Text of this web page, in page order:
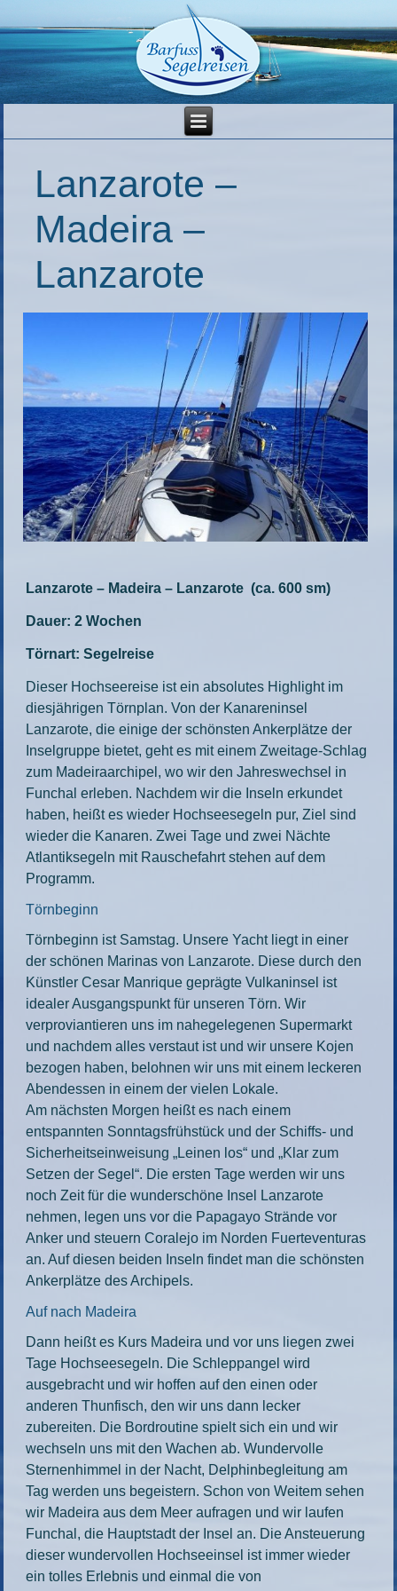
Lanzarote –
Madeira –
Lanzarote
Lanzarote – Madeira – Lanzarote (ca. 600 sm)
Dauer: 2 Wochen
Törnart: Segelreise
Dieser Hochseereise ist ein absolutes Highlight im
diesjährigen Törnplan. Von der Kanareninsel
Lanzarote, die einige der schönsten Ankerplätze der
Inselgruppe bietet, geht es mit einem Zweitage-Schlag
zum Madeiraarchipel, wo wir den Jahreswechsel in
Funchal erleben. Nachdem wir die Inseln erkundet
haben, heißt es wieder Hochseesegeln pur, Ziel sind
wieder die Kanaren. Zwei Tage und zwei Nächte
Atlantiksegeln mit Rauschefahrt stehen auf dem
Programm.
Törnbeginn
Törnbeginn ist Samstag. Unsere Yacht liegt in einer
der schönen Marinas von Lanzarote. Diese durch den
Künstler Cesar Manrique geprägte Vulkaninsel ist
idealer Ausgangspunkt für unseren Törn. Wir
verproviantieren uns im nahegelegenen Supermarkt
und nachdem alles verstaut ist und wir unsere Kojen
bezogen haben, belohnen wir uns mit einem leckeren
Abendessen in einem der vielen Lokale.
Am nächsten Morgen heißt es nach einem
entspannten Sonntagsfrühstück und der Schiffs- und
Sicherheitseinweisung „Leinen los“ und „Klar zum
Setzen der Segel“. Die ersten Tage werden wir uns
noch Zeit für die wunderschöne Insel Lanzarote
nehmen, legen uns vor die Papagayo Strände vor
Anker und steuern Coralejo im Norden Fuerteventuras
an. Auf diesen beiden Inseln findet man die schönsten
Ankerplätze des Archipels.
Auf nach Madeira
Dann heißt es Kurs Madeira und vor uns liegen zwei
Tage Hochseesegeln. Die Schleppangel wird
ausgebracht und wir hoffen auf den einen oder
anderen Thunfisch, den wir uns dann lecker
zubereiten. Die Bordroutine spielt sich ein und wir
wechseln uns mit den Wachen ab. Wundervolle
Sternenhimmel in der Nacht, Delphinbegleitung am
Tag werden uns begeistern. Schon von Weitem sehen
wir Madeira aus dem Meer aufragen und wir laufen
Funchal, die Hauptstadt der Insel an. Die Ansteuerung
dieser wundervollen Hochseeinsel ist immer wieder
ein tolles Erlebnis und einmal die von